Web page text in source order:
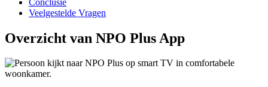
Veelgestelde Vragen
Overzicht van NPO Plus App